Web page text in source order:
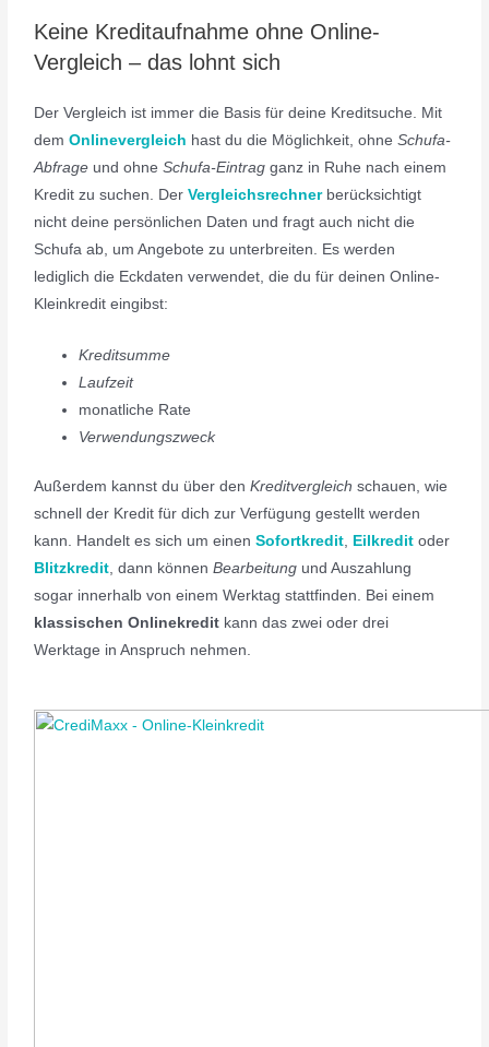
Keine Kreditaufnahme ohne Online-
Vergleich – das lohnt sich
Der Vergleich ist immer die Basis für deine Kreditsuche. Mit
demOnlinevergleich hast du die Möglichkeit, ohneSchufa-
Abfrage und ohneSchufa-Eintrag ganz in Ruhe nach einem
Kredit zu suchen. DerVergleichsrechnerberücksichtigt
nicht deine persönlichen Daten und fragt auch nicht die
Schufa ab, um Angebote zu unterbreiten. Es werden
lediglich die Eckdaten verwendet, die du für deinen Online-
Kleinkredit eingibst:
Kreditsumme
Laufzeit
monatliche Rate
Verwendungszweck
Außerdem kannst du über denKreditvergleich schauen, wie
schnell der Kredit für dich zur Verfügung gestellt werden
kann. Handelt es sich um einenSofortkredit, Eilkredit oder
Blitzkredit, dann könnenBearbeitung und Auszahlung
sogar innerhalb von einem Werktag stattfinden. Bei einem
klassischen Onlinekredit kann das zwei oder drei
Werktage in Anspruch nehmen.